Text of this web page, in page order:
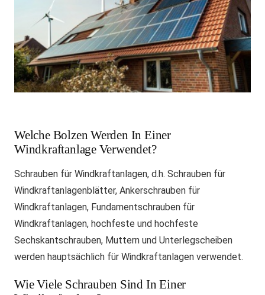
Welche Bolzen Werden In Einer
Windkraftanlage Verwendet?
Schrauben für Windkraftanlagen, d.h. Schrauben für
Windkraftanlagenblätter, Ankerschrauben für
Windkraftanlagen, Fundamentschrauben für
Windkraftanlagen, hochfeste und hochfeste
Sechskantschrauben, Muttern und Unterlegscheiben
werden hauptsächlich für Windkraftanlagen verwendet.
Wie Viele Schrauben Sind In Einer